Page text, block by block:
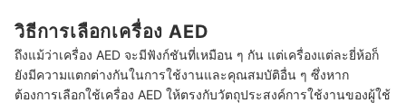
วิธีการเลือกเครื่อง AED
ถึงแม้ว่าเครื่อง AED จะมีฟังก์ชันที่เหมือน ๆ กัน แต่เครื่องแต่ละยี่ห้อก็
ยังมีความแตกต่างกันในการใช้งานและคุณสมบัติอื่น ๆ ซึ่งหาก
ต้องการเลือกใช้เครื่อง AED ให้ตรงกับวัตถุประสงค์การใช้งานของผู้ใช้